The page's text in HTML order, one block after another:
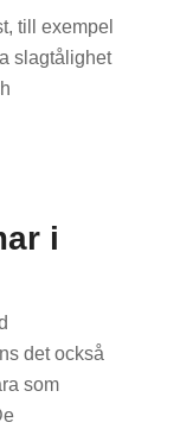
till exempel
slagtålighet
i
det också
som